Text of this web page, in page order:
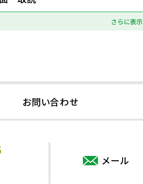
さらに表示
お問い合わせ
メール